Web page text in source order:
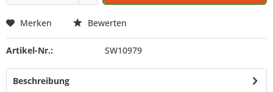
Merken Bewerten
Artikel-Nr.: SW10979
Beschreibung